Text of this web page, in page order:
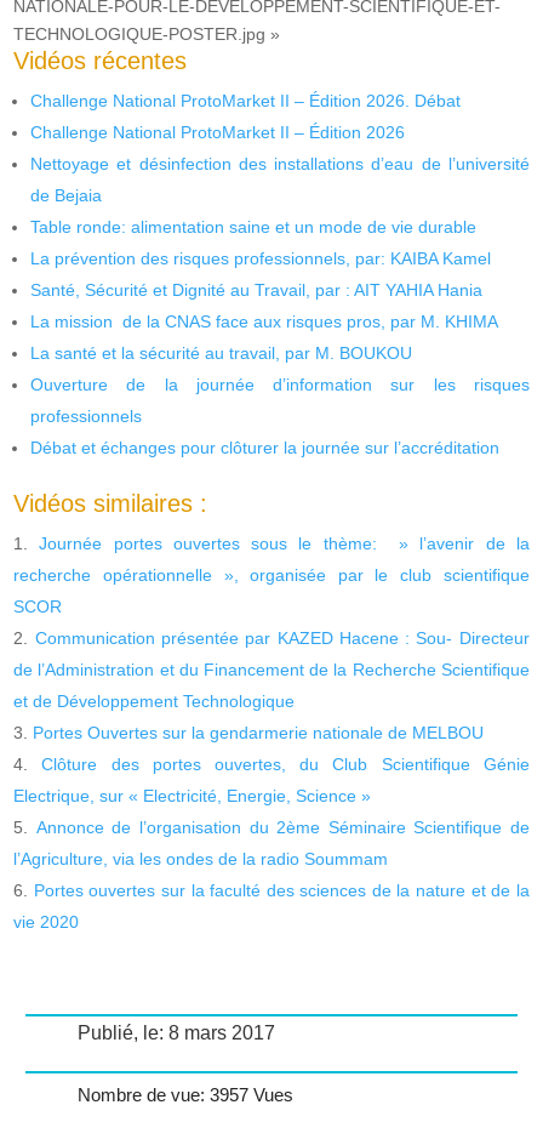
NATIONALE-POUR-LE-DEVELOPPEMENT-SCIENTIFIQUE-ET-
TECHNOLOGIQUE-POSTER.jpg »
Vidéos récentes
Challenge National ProtoMarket II – Édition 2026. Débat
Challenge National ProtoMarket II – Édition 2026
Nettoyage et désinfection des installations d’eau de l’université
de Bejaia
Table ronde: alimentation saine et un mode de vie durable
La prévention des risques professionnels, par: KAIBA Kamel
Santé, Sécurité et Dignité au Travail, par : AIT YAHIA Hania
La mission de la CNAS face aux risques pros, par M. KHIMA
La santé et la sécurité au travail, par M. BOUKOU
Ouverture de la journée d’information sur les risques
professionnels
Débat et échanges pour clôturer la journée sur l’accréditation
Vidéos similaires :
Journée portes ouvertes sous le thème: » l’avenir de la
recherche opérationnelle », organisée par le club scientifique
SCOR
Communication présentée par KAZED Hacene : Sou- Directeur
de l’Administration et du Financement de la Recherche Scientifique
et de Développement Technologique
Portes Ouvertes sur la gendarmerie nationale de MELBOU
Clôture des portes ouvertes, du Club Scientifique Génie
Electrique, sur « Electricité, Energie, Science »
Annonce de l’organisation du 2ème Séminaire Scientifique de
l’Agriculture, via les ondes de la radio Soummam
Portes ouvertes sur la faculté des sciences de la nature et de la
vie 2020
Publié, le: 8 mars 2017
Nombre de vue: 3957 Vues